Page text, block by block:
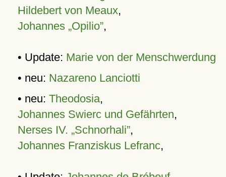
Hildebert von Meaux,
Johannes „Opilio”,
• Update: Marie von der Menschwerdung
• neu: Nazareno Lanciotti
• neu: Theodosia,
Johannes Swierc und Gefährten,
Nerses IV. „Schnorhali”,
Johannes Franziskus Lefranc,